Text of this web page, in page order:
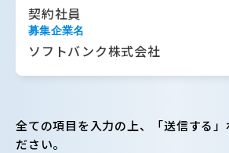
契約社員
募集企業名
ソフトバンク株式会社
全ての項目を入力の上、「送信する」
ださい。